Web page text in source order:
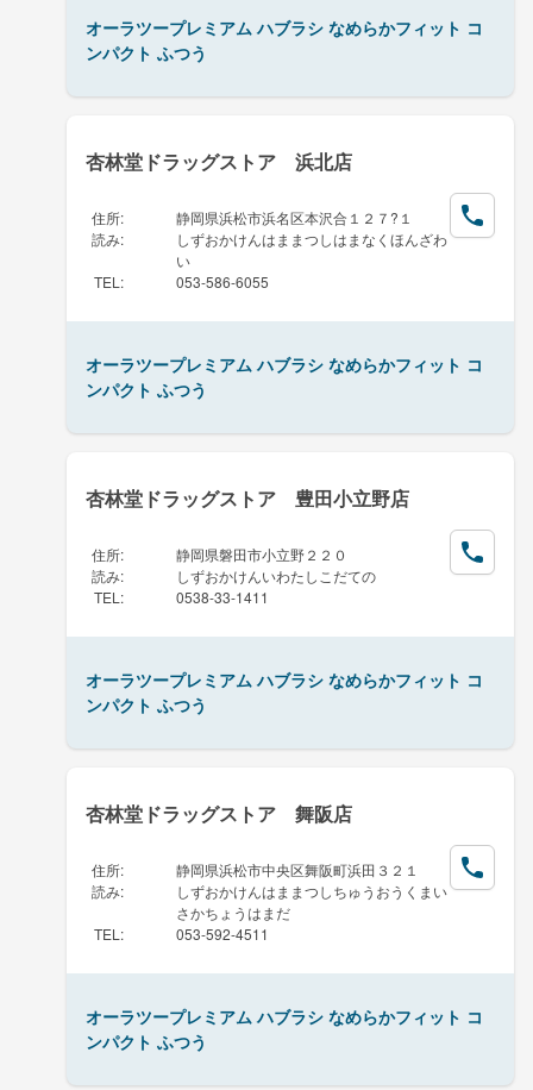
オーラツープレミアム ハブラシ なめらかフィット コ
ンパクト ふつう
杏林堂ドラッグストア 浜北店
住所:
静岡県浜松市浜名区本沢合１２７?１
読み:
しずおかけんはままつしはまなくほんざわ
い
TEL : 053-586-6055
オーラツープレミアム ハブラシ なめらかフィット コ
ンパクト ふつう
杏林堂ドラッグストア 豊田小立野店
住所:
静岡県磐田市小立野２２０
読み:
しずおかけんいわたしこだての
TEL : 0538-33-1411
オーラツープレミアム ハブラシ なめらかフィット コ
ンパクト ふつう
杏林堂ドラッグストア 舞阪店
住所:
静岡県浜松市中央区舞阪町浜田３２１
読み:
しずおかけんはままつしちゅうおうくまい
さかちょうはまだ
TEL : 053-592-4511
オーラツープレミアム ハブラシ なめらかフィット コ
ンパクト ふつう